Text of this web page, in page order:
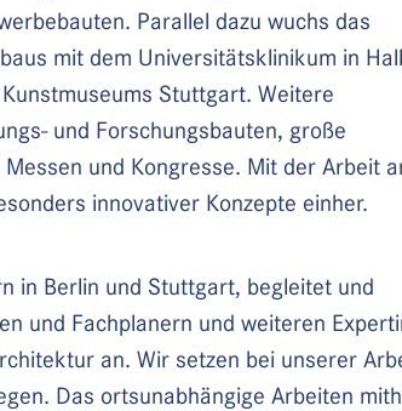
Parallel dazu wuchs das
mit dem Universitätsklinikum in
Kunstmuseums Stuttgart. Weitere
und Forschungsbauten, große
und Kongresse. Mit der Arbeit
innovativer Konzepte einher.
in Berlin und Stuttgart, begleitet und
und Fachplanern und weiteren
an. Wir setzen bei unserer
Das ortsunabhängige Arbeiten